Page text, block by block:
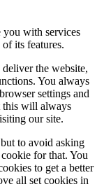
you with services
its features.
deliver the website,
You always
settings and
this will always
our site.
to avoid asking
for that. You
to get a better
all set cookies in